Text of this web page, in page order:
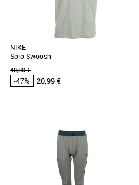
NIKE
Solo Swoosh
40,00 €
-47% 20,99 €
Vêtements pas cher et Promos
CONFORT ET STYLE DÉCONTRACTÉ.
La preuve qu'un classique peut rester
tendance. Le t-shirt Nike Sportswear [...]